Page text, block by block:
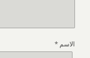
الاسم *